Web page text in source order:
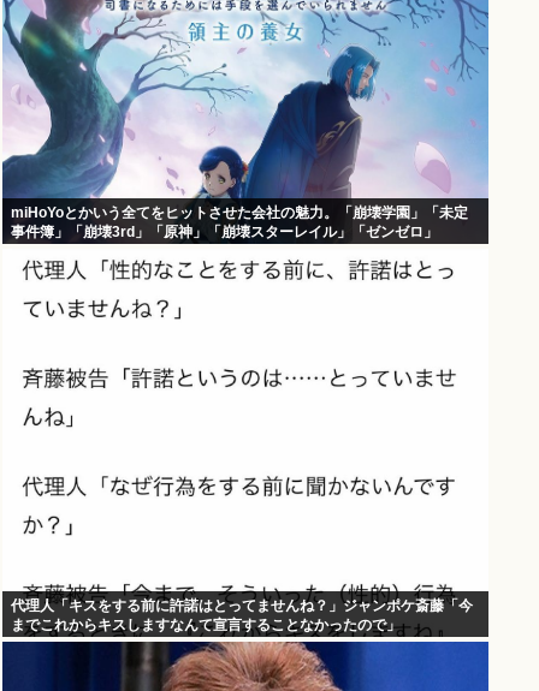
miHoYoとかいう全てをヒットさせた会社の魅力。「崩壊学園」「未定
事件簿」「崩壊3rd」「原神」「崩壊スターレイル」「ゼンゼロ」
代理人「キスをする前に許諾はとってませんね？」ジャンポケ斎藤「今
までこれからキスしますなんて宣言することなかったので」